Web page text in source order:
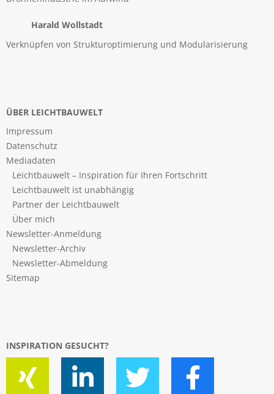
Harald Wollstadt
Verknüpfen von Strukturoptimierung und Modularisierung
ÜBER LEICHTBAUWELT
Impressum
Datenschutz
Mediadaten
Leichtbauwelt – Inspiration für Ihren Fortschritt
Leichtbauwelt ist unabhängig
Partner der Leichtbauwelt
Über mich
Newsletter-Anmeldung
Newsletter-Archiv
Newsletter-Abmeldung
Sitemap
INSPIRATION GESUCHT?